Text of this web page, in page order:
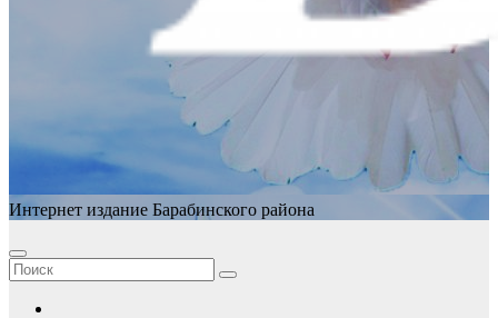
Интернет издание Барабинского района